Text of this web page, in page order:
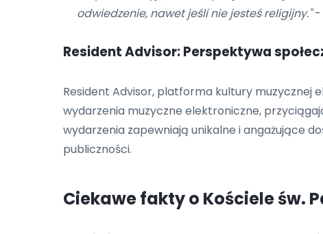
odwiedzenie, nawet jeśli nie jesteś religijny."-
Resident Advisor: Perspektywa
Resident Advisor, platforma kultury muzycznej
wydarzenia muzyczne elektroniczne,
wydarzenia zapewniają unikalne i angażujące
publiczności.
Ciekawe fakty o Kościele św.